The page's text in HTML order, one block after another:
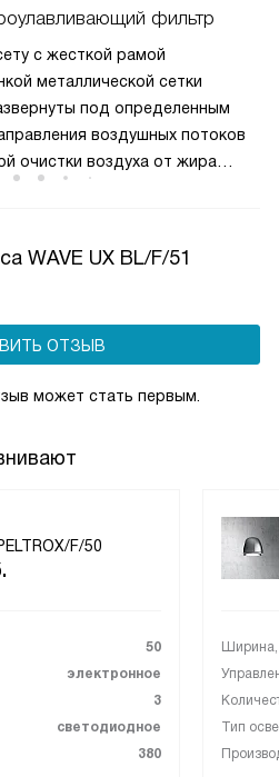
приготовлении или мощное
интенсивной жарке. Это
решением для любых
воздух на кухне свежим
фильтр
с жесткой рамой
металлической сетки
под определенным
воздушных потоков
очистки воздуха от жира
WAVE UX BL/F/51
ОТЗЫВ
может стать первым.
F/50
50
электронное
3
светодиодное
380
Тип